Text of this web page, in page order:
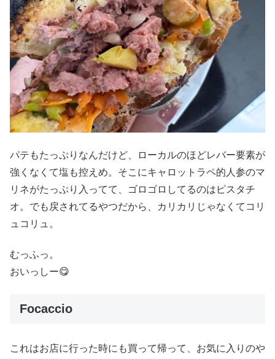
パテもたっぷりなんだけど、ローカルのほどレバー要素が
強くなくて塩も控えめ。そこにキャロットラペ的人参のマ
リネがたっぷり入ってて、ゴロゴロしてるのはピスタチ
オ。でも戻されてるやつだから、カリカリじゃなくてコリ
ュコリュ。
むっふっ。
おいっしー😋
Focaccio
これはお店に行った時にも買って帰って、お気に入りのや